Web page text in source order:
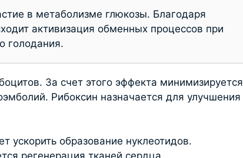
в метаболизме глюкозы. Благодаря
активизация обменных процессов при
голодания.
За счет этого эффекта минимизируется
Рибоксин назначается для улучшения
ускорить образование нуклеотидов.